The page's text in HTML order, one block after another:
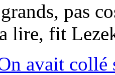
pas
lire, fit
avait collé